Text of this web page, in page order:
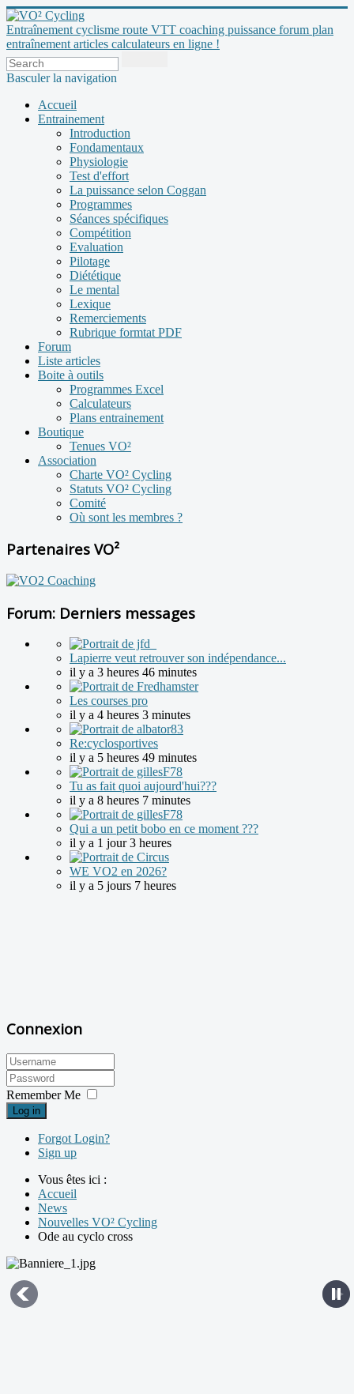
Entraînement cyclisme route VTT coaching puissance forum plan
entraînement articles calculateurs en ligne !
Basculer la navigation
Accueil
Entrainement
Introduction
Fondamentaux
Physiologie
Test d'effort
La puissance selon Coggan
Programmes
Séances spécifiques
Compétition
Evaluation
Pilotage
Diététique
Le mental
Lexique
Remerciements
Rubrique formtat PDF
Forum
Liste articles
Boite à outils
Programmes Excel
Calculateurs
Plans entrainement
Boutique
Tenues VO²
Association
Charte VO² Cycling
Statuts VO² Cycling
Comité
Où sont les membres ?
Partenaires VO²
Forum: Derniers messages
Lapierre veut retrouver son indépendance...
il y a 3 heures 46 minutes
Les courses pro
il y a 4 heures 3 minutes
Re:cyclosportives
il y a 5 heures 49 minutes
Tu as fait quoi aujourd'hui???
il y a 8 heures 7 minutes
Qui a un petit bobo en ce moment ???
il y a 1 jour 3 heures
WE VO2 en 2026?
il y a 5 jours 7 heures
Connexion
Remember Me
Log in
Forgot Login?
Sign up
Vous êtes ici :
Accueil
News
Nouvelles VO² Cycling
Ode au cyclo cross